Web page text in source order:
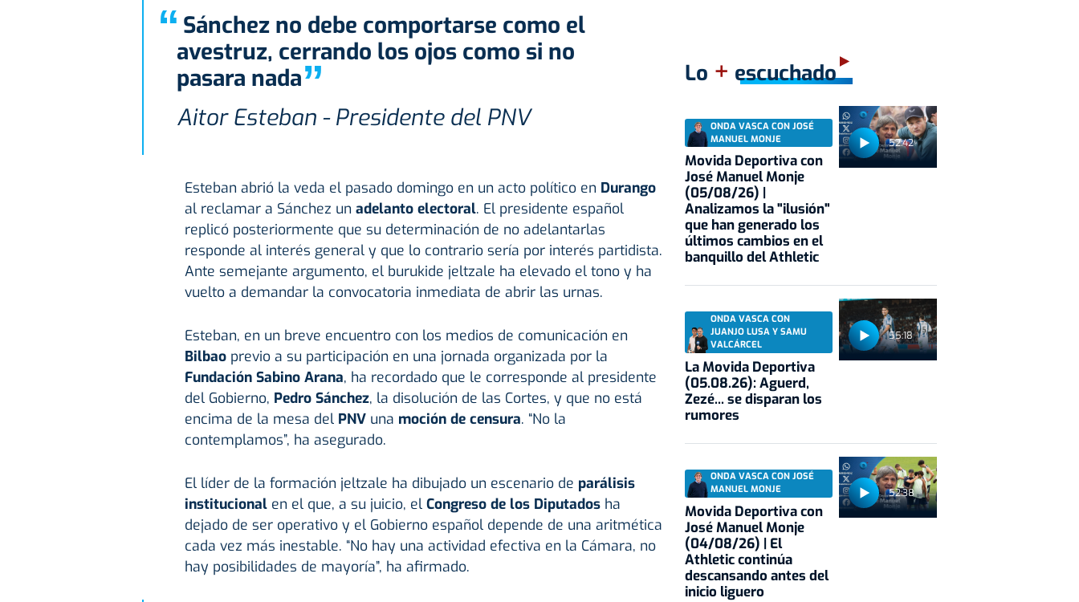
“ Sánchez no debe comportarse como el
avestruz, cerrando los ojos como si no
pasara nada”
Aitor Esteban - Presidente del PNV
Esteban abrió la veda el pasado domingo en un acto político en Durango
al reclamar a Sánchez un adelanto electoral. El presidente español
replicó posteriormente que su determinación de no adelantarlas
responde al interés general y que lo contrario sería por interés partidista.
Ante semejante argumento, el burukide jeltzale ha elevado el tono y ha
vuelto a demandar la convocatoria inmediata de abrir las urnas.
Esteban, en un breve encuentro con los medios de comunicación en
Bilbaoprevio a su participación en una jornada organizada por la
Fundación Sabino Arana, ha recordado que le corresponde al presidente
del Gobierno, Pedro Sánchez, la disolución de las Cortes, y que no está
encima de la mesa del PNVuna moción de censura. “No la
contemplamos”, ha asegurado.
El líder de la formación jeltzale ha dibujado un escenario de parálisis
institucionalen el que, a su juicio, el Congreso de los Diputadosha
dejado de ser operativo y el Gobierno español depende de una aritmética
cada vez más inestable. “No hay una actividad efectiva en la Cámara, no
hay posibilidades de mayoría”, ha afirmado.
Lo + escuchado
52:42
ONDA VASCA CON JOSÉ
MANUEL MONJE
Movida Deportiva con
José Manuel Monje
(05/08/26) |
Analizamos la "ilusión"
que han generado los
últimos cambios en el
banquillo del Athletic
55:18
ONDA VASCA CON
JUANJO LUSA Y SAMU
VALCÁRCEL
La Movida Deportiva
(05.08.26): Aguerd,
Zezé... se disparan los
rumores
52:38
ONDA VASCA CON JOSÉ
MANUEL MONJE
Movida Deportiva con
José Manuel Monje
(04/08/26) | El
Athletic continúa
descansando antes del
inicio liguero